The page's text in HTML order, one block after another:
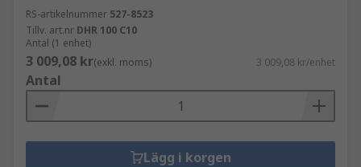
RS-artikelnummer 527-8523
Tillv. art.nr DHR 100 C10
Antal (1 enhet)
3 009,08 kr(exkl. moms) 3 009,08 kr/enhet
Antal
Lägg i korgen